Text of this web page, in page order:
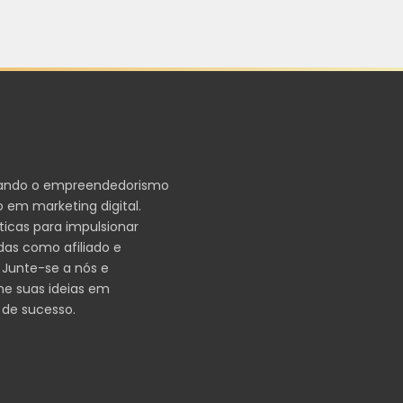
o empreendedorismo
em marketing digital.
para impulsionar
como afiliado e
se a nós e
suas ideias em
sucesso.